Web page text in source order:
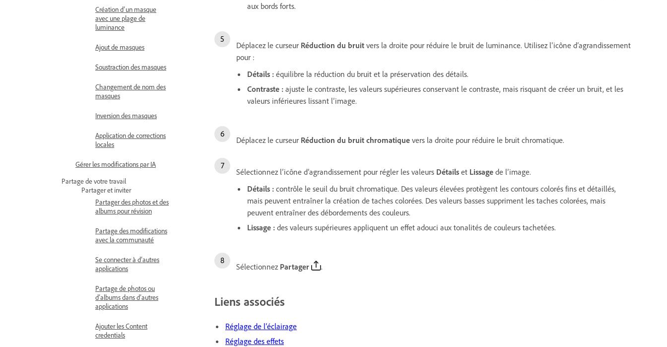
Création d’un masque
avec une plage de
luminance
Ajout de masques
Soustraction des masques
Changement de nom des
masques
Inversion des masques
Application de corrections
locales
Gérer les modifications par IA
Partage de votre travail
Partager et inviter
Partager des photos et des
albums pour révision
Partage des modifications
avec la communauté
Se connecter à d’autres
applications
Partage de photos ou
d’albums dans d’autres
applications
Ajouter les Content
credentials
aux bords forts.
Déplacez le curseur Réduction du bruit vers la droite pour réduire le bruit de luminance. Utilisez l’icône d’agrandissement
pour :
Détails : équilibre la réduction du bruit et la préservation des détails.
Contraste : ajuste le contraste, les valeurs supérieures conservant le contraste, mais risquant de créer un bruit, et les
valeurs inférieures lissant l’image.
Déplacez le curseur Réduction du bruit chromatique vers la droite pour réduire le bruit chromatique.
Sélectionnez l’icône d’agrandissement pour régler les valeurs Détails et Lissage de l’image.
Détails : contrôle le seuil du bruit chromatique. Des valeurs élevées protègent les contours colorés fins et détaillés,
mais peuvent entraîner la création de taches colorées. Des valeurs basses suppriment les taches colorées, mais
peuvent entraîner des débordements des couleurs.
Lissage : des valeurs supérieures appliquent un effet adouci aux tonalités de couleurs tachetées.
Sélectionnez Partager .
Liens associés
Réglage de l’éclairage
Réglage des effets